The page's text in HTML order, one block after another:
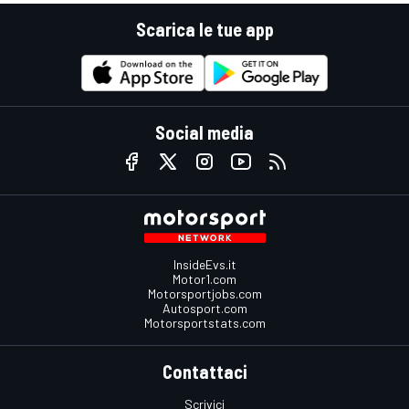
Scarica le tue app
Social media
InsideEvs.it
Motor1.com
Motorsportjobs.com
Autosport.com
Motorsportstats.com
Contattaci
Scrivici